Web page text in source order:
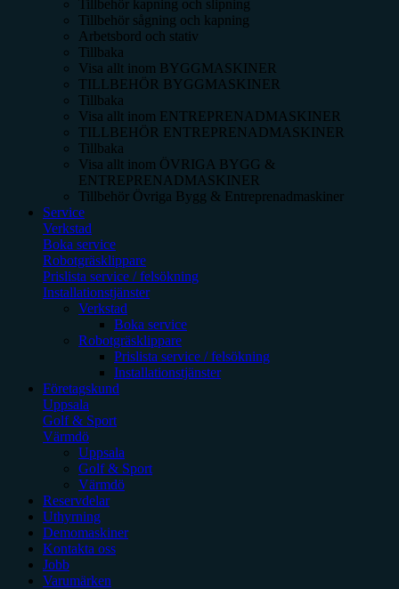
Tillbehör kapning och slipning
Tillbehör sågning och kapning
Arbetsbord och stativ
Tillbaka
Visa allt inom BYGGMASKINER
TILLBEHÖR BYGGMASKINER
Tillbaka
Visa allt inom ENTREPRENADMASKINER
TILLBEHÖR ENTREPRENADMASKINER
Tillbaka
Visa allt inom ÖVRIGA BYGG &
ENTREPRENADMASKINER
Tillbehör Övriga Bygg & Entreprenadmaskiner
Service
Verkstad
Boka service
Robotgräsklippare
Prislista service / felsökning
Installationstjänster
Verkstad
Boka service
Robotgräsklippare
Prislista service / felsökning
Installationstjänster
Företagskund
Uppsala
Golf & Sport
Värmdö
Uppsala
Golf & Sport
Värmdö
Reservdelar
Uthyrning
Demomaskiner
Kontakta oss
Jobb
Varumärken